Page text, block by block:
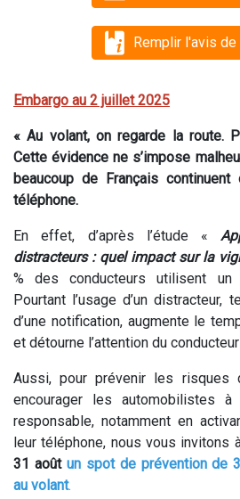
Remplir l'avis
Embargo au 2 juillet 2025
« Au volant, on regarde la route.
Cette évidence ne s’impose
beaucoup de Français continuent
téléphone.
En effet, d’après l’étude «
distracteurs : quel impact sur la
% des conducteurs utilisent un
Pourtant l’usage d’un distracteur,
d’une notification, augmente le
et détourne l’attention du
Aussi, pour prévenir les risques
encourager les automobilistes
responsable, notamment en
leur téléphone, nous vous
31 août un spot de prévention de
au volant.